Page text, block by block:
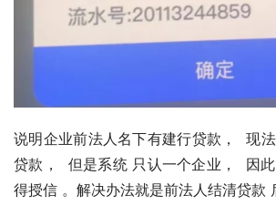
说明企业前法⼈名下有建⾏贷款，  现
贷款，  但是系统 只认⼀个企业，  因
得授信 。解决办法就是前法⼈结清贷款